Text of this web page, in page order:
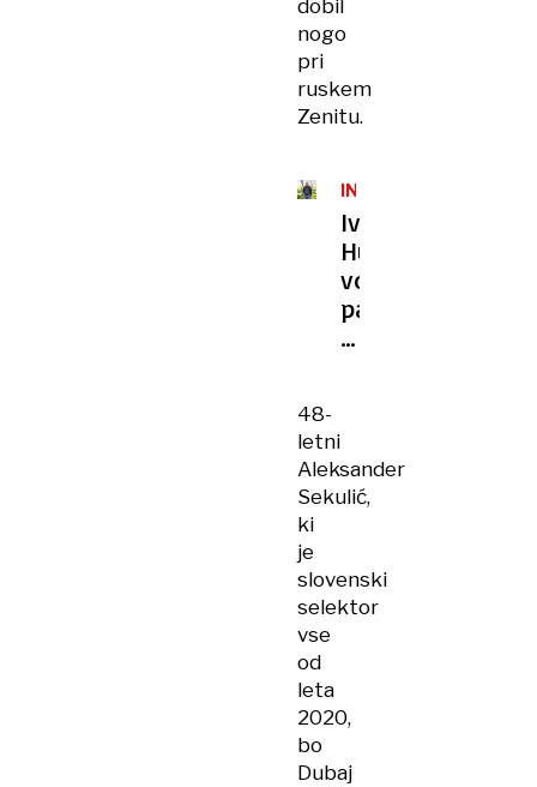
dobil
nogo
pri
ruskem
Zenitu.
INTERVJU
Ivan
Hudač,
vodja
panoge
za
iščejo
izgovorov
nič
48-
letni
Aleksander
Sekulić,
ki
je
slovenski
selektor
vse
od
leta
2020,
bo
Dubaj